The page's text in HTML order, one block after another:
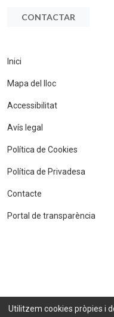
CONTACTAR
Inici
Mapa del lloc
Accessibilitat
Avís legal
Política de Cookies
Política de Privadesa
Contacte
Portal de transparència
Utilitzem cookies pròpies i